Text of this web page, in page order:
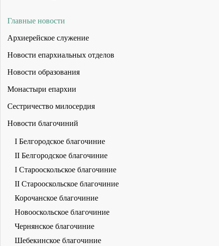
Главные новости
Архиерейское служение
Новости епархиальных отделов
Новости образования
Монастыри епархии
Сестричество милосердия
Новости благочиний
I Белгородское благочиние
II Белгородское благочиние
I Старооскольское благочиние
II Старооскольское благочиние
Корочанское благочиние
Новооскольское благочиние
Чернянское благочиние
Шебекинское благочиние